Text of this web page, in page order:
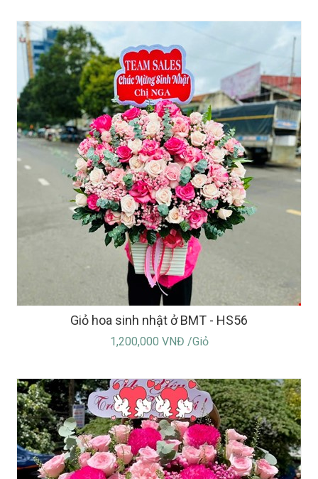
Giỏ hoa sinh nhật ở BMT - HS56
1,200,000 VNĐ /Giỏ